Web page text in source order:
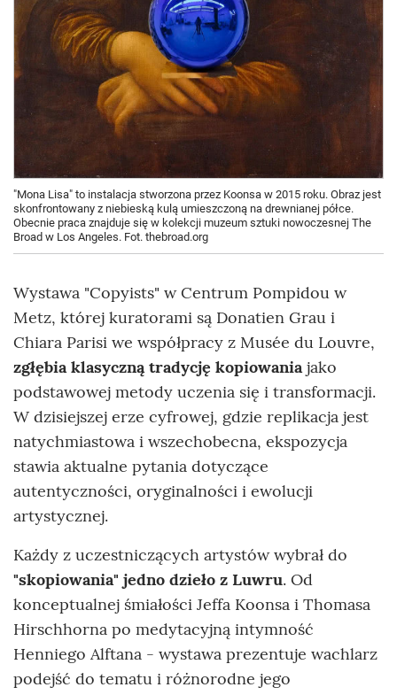
"Mona Lisa" to instalacja stworzona przez Koonsa w 2015 roku. Obraz jest
skonfrontowany z niebieską kulą umieszczoną na drewnianej półce.
Obecnie praca znajduje się w kolekcji muzeum sztuki nowoczesnej The
Broad w Los Angeles. Fot. thebroad.org
Wystawa "Copyists" w Centrum Pompidou w
Metz, której kuratorami są Donatien Grau i
Chiara Parisi we współpracy z Musée du Louvre,
zgłębia klasyczną tradycję kopiowaniajako
podstawowej metody uczenia się i transformacji.
W dzisiejszej erze cyfrowej, gdzie replikacja jest
natychmiastowa i wszechobecna, ekspozycja
stawia aktualne pytania dotyczące
autentyczności, oryginalności i ewolucji
artystycznej.
Każdy z uczestniczących artystów wybrał do
"skopiowania" jedno dzieło z Luwru. Od
konceptualnej śmiałości Jeffa Koonsa i Thomasa
Hirschhorna po medytacyjną intymność
Henniego Alftana - wystawa prezentuje wachlarz
podejść do tematu i różnorodne jego